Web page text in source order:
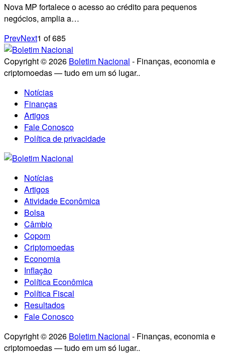
Nova MP fortalece o acesso ao crédito para pequenos
negócios, amplia a…
PrevNext1 of685
Copyright © 2026 Boletim Nacional - Finanças, economia e
criptomoedas — tudo em um só lugar..
Notícias
Finanças
Artigos
Fale Conosco
Política de privacidade
Notícias
Artigos
Atividade Econômica
Bolsa
Câmbio
Copom
Criptomoedas
Economia
Inflação
Política Econômica
Política Fiscal
Resultados
Fale Conosco
Copyright © 2026 Boletim Nacional - Finanças, economia e
criptomoedas — tudo em um só lugar..